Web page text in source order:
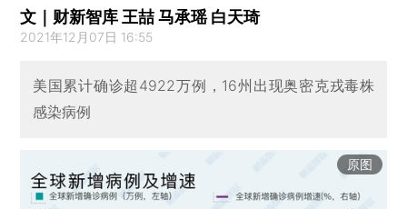
文｜财新智库 王喆 马承瑶 白天琦
2021年12月07日 16:55
美国累计确诊超4922万例，16州出现奥密克戎毒株
感染病例
原图